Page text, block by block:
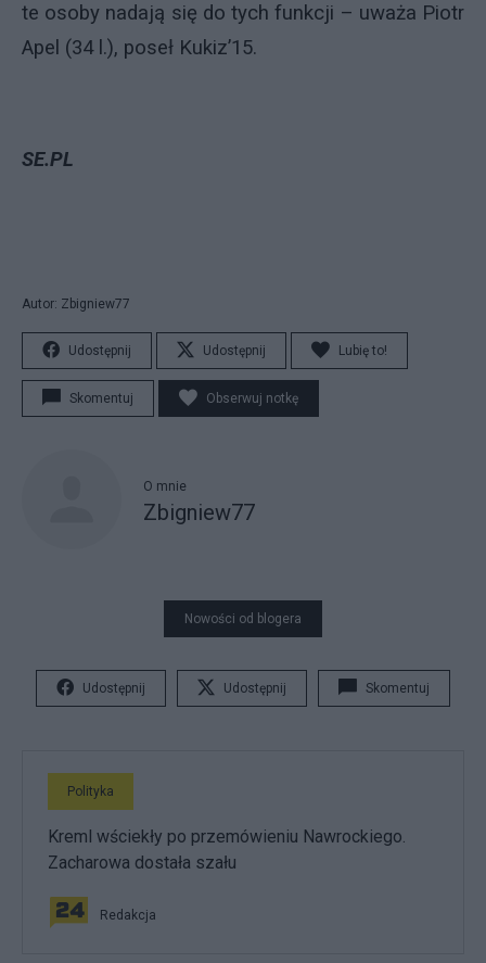
te osoby nadają się do tych funkcji – uważa Piotr
Apel (34 l.), poseł Kukiz’15.
SE.PL
Autor: Zbigniew77
Udostępnij Udostępnij Lubię to!
Skomentuj Obserwuj notkę
O mnie
Zbigniew77
Nowości od blogera
Udostępnij Udostępnij Skomentuj
Polityka
Kreml wściekły po przemówieniu Nawrockiego.
Zacharowa dostała szału
Redakcja